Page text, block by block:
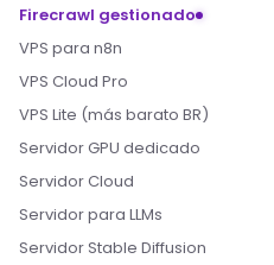
Firecrawl gestionado
VPS para n8n
VPS Cloud Pro
VPS Lite (más barato BR)
Servidor GPU dedicado
Servidor Cloud
Servidor para LLMs
Servidor Stable Diffusion